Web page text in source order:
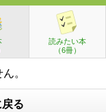
読みたい本
（6冊）
。
る